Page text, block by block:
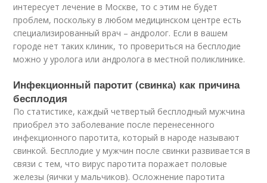
интересует лечение в Москве, то с этим не будет
проблем, поскольку в любом медицинском центре есть
специализированный врач – андролог. Если в вашем
городе нет таких клиник, то провериться на бесплодие
можно у уролога или андролога в местной поликлинике.
Инфекционный паротит (свинка) как причина
бесплодия
По статистике, каждый четвертый бесплодный мужчина
приобрел это заболевание после перенесенного
инфекционного паротита, который в народе называют
свинкой. Бесплодие у мужчин после свинки развивается в
связи с тем, что вирус паротита поражает половые
железы (яички у мальчиков). Осложнение паротита